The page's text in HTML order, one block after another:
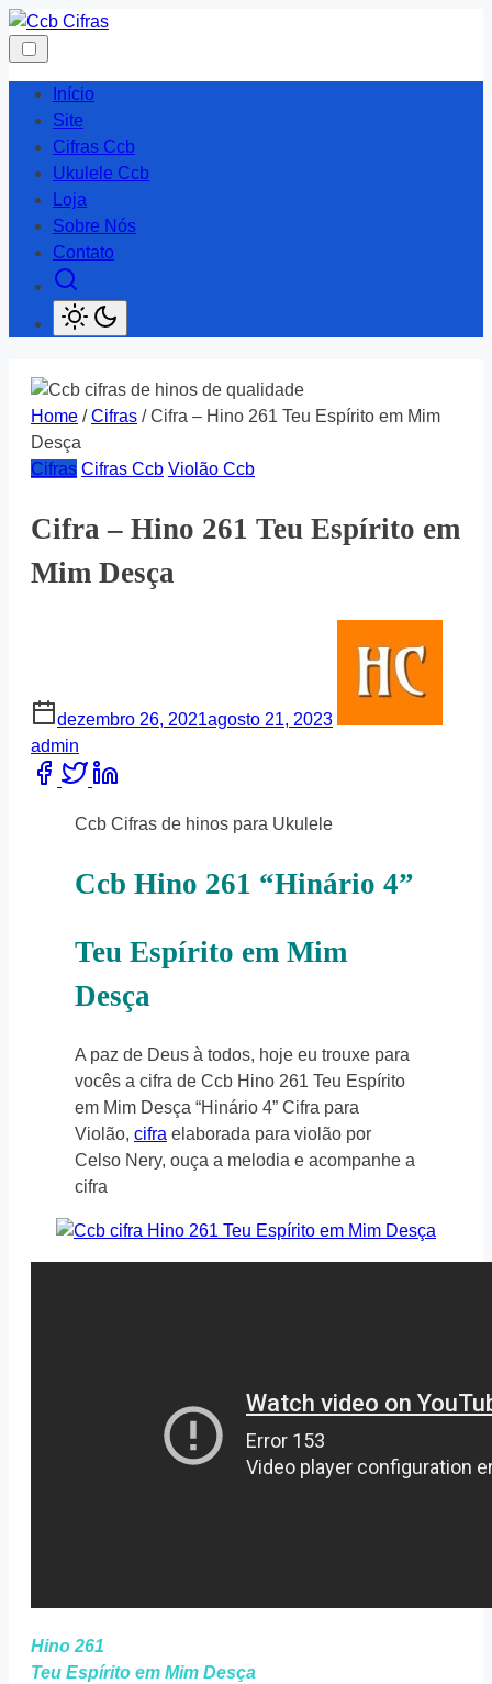
Skip
Início
Site
Cifras Ccb
Ukulele Ccb
Loja
Sobre Nós
Contato
Home /Cifras / Cifra – Hino 261 Teu Espírito em Mim
Desça
Cifras Cifras Ccb Violão Ccb
Cifra – Hino 261 Teu Espírito em
Mim Desça
dezembro 26, 2021agosto 21, 2023
admin
Share
Ccb Cifras de hinos para Ukulele
Ccb Hino 261 “Hinário 4”
Teu Espírito em Mim
Desça
A paz de Deus à todos, hoje eu trouxe para
vocês a cifra de Ccb Hino 261 Teu Espírito
em Mim Desça “Hinário 4” Cifra para
Violão, cifra elaborada para violão por
Celso Nery, ouça a melodia e acompanhe a
cifra
Hino 261
Teu Espírito em Mim Desça